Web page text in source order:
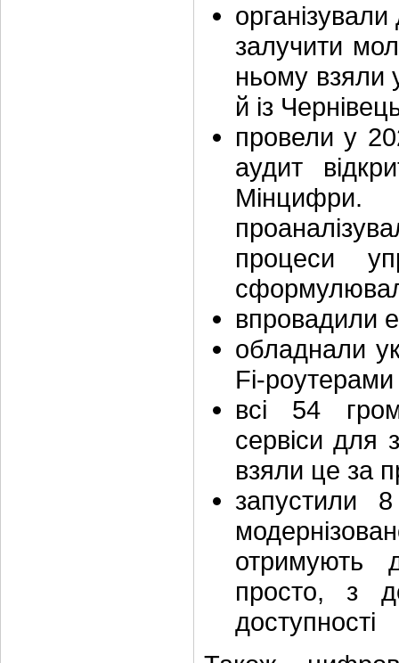
залучити
ньому взяли
й із
провели у
аудит
Мінцифри.
процеси
впровадили
обладнали
Fi-роутерами
всі 54
сервіси для
взяли це за
запустили
отримують
просто, з
доступності